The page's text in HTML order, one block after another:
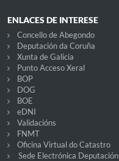
ENLACES DE INTERESE
Concello de Abegondo
Deputación da Coruña
Xunta de Galicia
Punto Acceso Xeral
BOP
DOG
BOE
eDNI
Validacións
FNMT
Oficina Virtual do Catastro
Sede Electrónica